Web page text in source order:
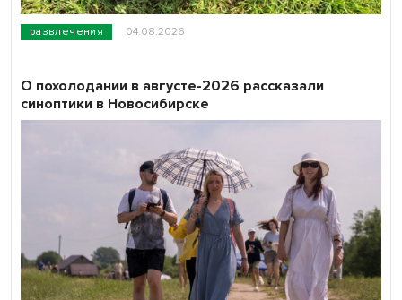
развлечения 04.08.2026
О похолодании в августе-2026 рассказали
синоптики в Новосибирске